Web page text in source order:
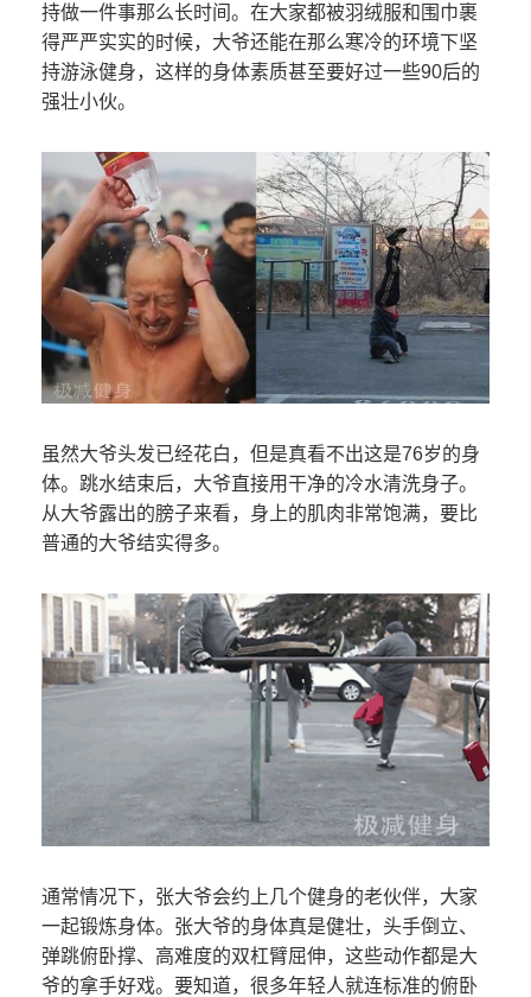
持做一件事那么长时间。在大家都被羽绒服和围巾裹
得严严实实的时候，大爷还能在那么寒冷的环境下坚
持游泳健身，这样的身体素质甚至要好过一些90后的
强壮小伙。
虽然大爷头发已经花白，但是真看不出这是76岁的身
体。跳水结束后，大爷直接用干净的冷水清洗身子。
从大爷露出的膀子来看，身上的肌肉非常饱满，要比
普通的大爷结实得多。
通常情况下，张大爷会约上几个健身的老伙伴，大家
一起锻炼身体。张大爷的身体真是健壮，头手倒立、
弹跳俯卧撑、高难度的双杠臂屈伸，这些动作都是大
爷的拿手好戏。要知道，很多年轻人就连标准的俯卧